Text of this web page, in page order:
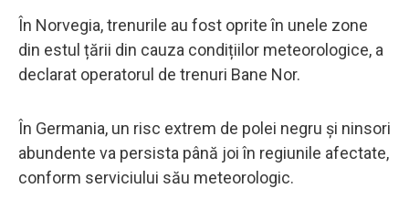
În Norvegia, trenurile au fost oprite în unele zone
din estul țării din cauza condițiilor meteorologice, a
declarat operatorul de trenuri Bane Nor.
În Germania, un risc extrem de polei negru și ninsori
abundente va persista până joi în regiunile afectate,
conform serviciului său meteorologic.